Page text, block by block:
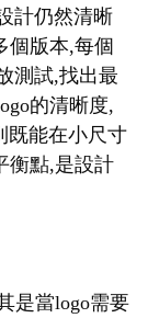
計仍然清晰
個版本,每個
測試,找出最
的清晰度,
既能在小尺寸
衡點,是設計
是當logo需要